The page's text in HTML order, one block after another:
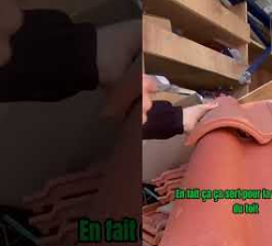
vapeur
température,
sans chimie
Nettoyage
Eau
robotique
avancée